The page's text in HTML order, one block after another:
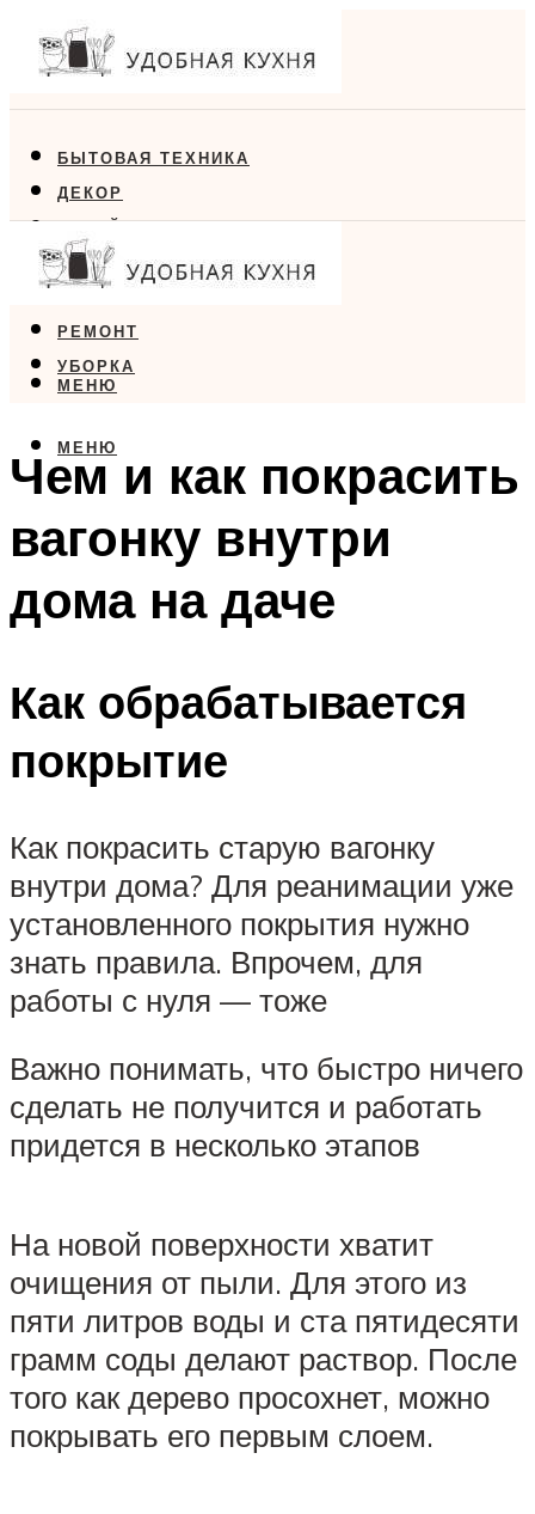
БЫТОВАЯ ТЕХНИКА
ДЕКОР
ДИЗАЙН
ЕДА
РЕМОНТ
УБОРКА
МЕНЮ
МЕНЮ
Чем и как покрасить
вагонку внутри
дома на даче
Как обрабатывается
покрытие
Как покрасить старую вагонку
внутри дома? Для реанимации уже
установленного покрытия нужно
знать правила. Впрочем, для
работы с нуля — тоже
Важно понимать, что быстро ничего
сделать не получится и работать
придется в несколько этапов
На новой поверхности хватит
очищения от пыли. Для этого из
пяти литров воды и ста пятидесяти
грамм соды делают раствор. После
того как дерево просохнет, можно
покрывать его первым слоем.